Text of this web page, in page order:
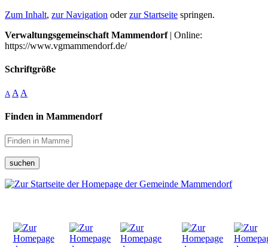
Zum Inhalt, zur Navigation oderzur Startseite springen.
Verwaltungsgemeinschaft Mammendorf| Online:
https://www.vgmammendorf.de/
Schriftgröße
A A A
Finden in Mammendorf
suchen